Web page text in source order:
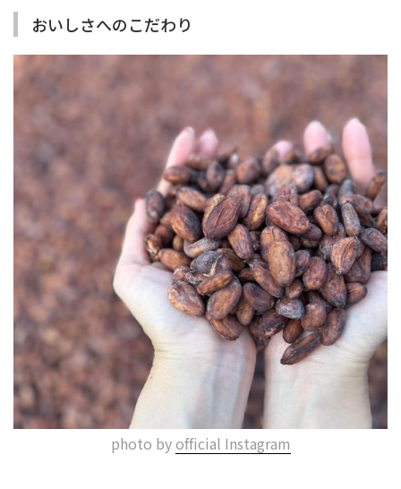
おいしさへのこだわり
photo byofficial Instagram